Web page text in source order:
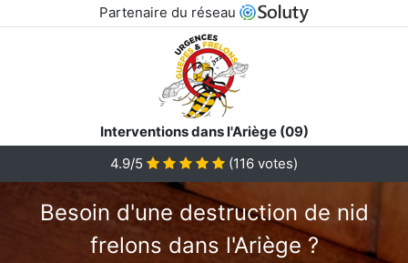
Partenaire du réseau
Interventions dans l'Ariège (09)
4.9/5 (116 votes)
Besoin d'une destruction de nid
frelons dans l'Ariège ?